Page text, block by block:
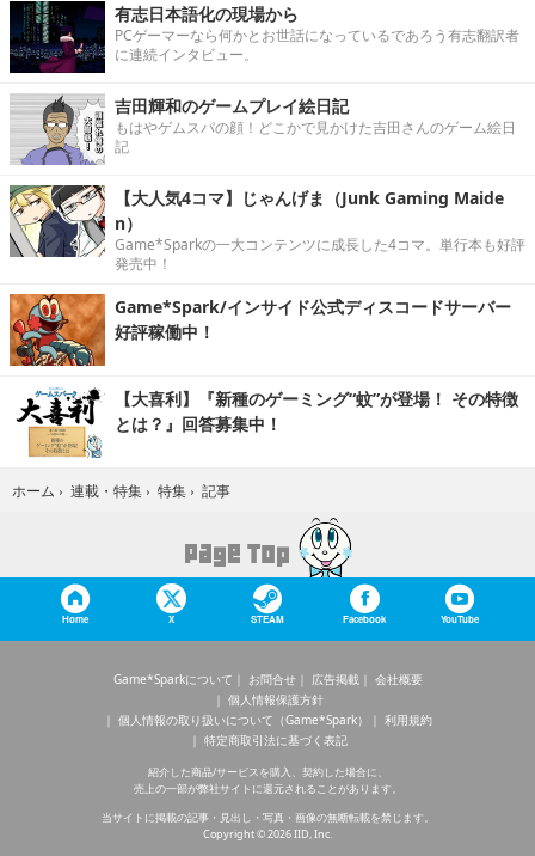
有志日本語化の現場から
PCゲーマーなら何かとお世話になっているであろう有志翻訳者
に連続インタビュー。
吉田輝和のゲームプレイ絵日記
もはやゲムスパの顔！どこかで見かけた吉田さんのゲーム絵日
記
【大人気4コマ】じゃんげま（Junk Gaming Maide
n）
Game*Sparkの一大コンテンツに成長した4コマ。単行本も好評
発売中！
Game*Spark/インサイド公式ディスコードサーバー
好評稼働中！
【大喜利】『新種のゲーミング“蚊”が登場！ その特徴
とは？』回答募集中！
ホーム › 連載・特集 › 特集 › 記事
Home X STEAM Facebook YouTube
Game*Sparkについて お問合せ 広告掲載
会社概要
個人情報保護方針
個人情報の取り扱いについて（Game*Spark）
利用規約
特定商取引法に基づく表記
紹介した商品/サービスを購入、契約した場合に、
売上の一部が弊社サイトに還元されることがあります。
当サイトに掲載の記事・見出し・写真・画像の無断転載を禁じます。
Copyright © 2026 IID, Inc.